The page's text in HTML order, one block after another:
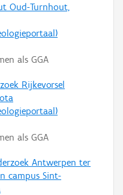
Oud-Turnhout,
als GGA
Rijkevorsel
als GGA
Antwerpen ter
campus Sint-